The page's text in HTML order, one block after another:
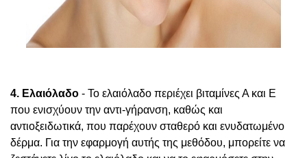
4. Ελαιόλαδο - Το ελαιόλαδο περιέχει βιταμίνες Α και Ε
που ενισχύουν την αντι-γήρανση, καθώς και
αντιοξειδωτικά, που παρέχουν σταθερό και ενυδατωμένο
δέρμα. Για την εφαρμογή αυτής της μεθόδου, μπορείτε να